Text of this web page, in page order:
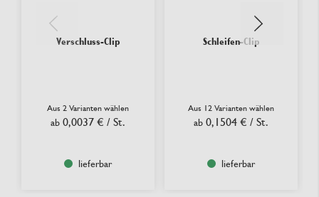
Verschluss-Clip
Aus 2 Varianten wählen
ab 0,0037 € / St.
lieferbar
Schleifen-Clip
Aus 12 Varianten wählen
ab 0,1504 € / St.
lieferbar